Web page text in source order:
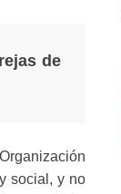
de
social, y no